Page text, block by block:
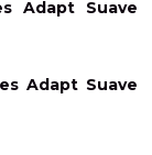
Adapt Suave
Adapt Suave